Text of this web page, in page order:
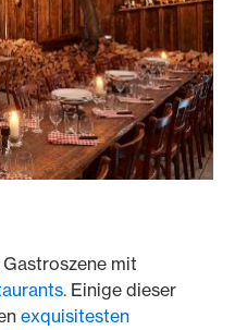
mit
Einige dieser
exquisitesten